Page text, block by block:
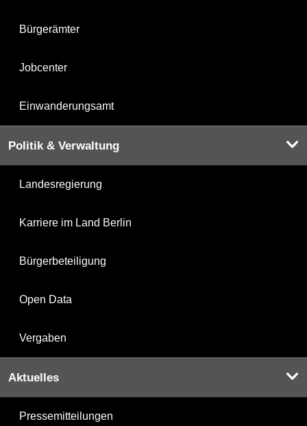
Bürgerämter
Jobcenter
Einwanderungsamt
Politik & Verwaltung
Landesregierung
Karriere im Land Berlin
Bürgerbeteiligung
Open Data
Vergaben
Aktuelles
Pressemitteilungen